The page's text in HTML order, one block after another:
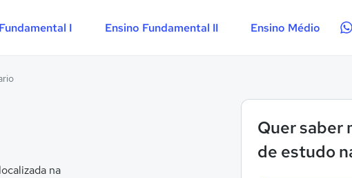
I Ensino Fundamental II Ensino Médio
na
Quer saber
de estudo